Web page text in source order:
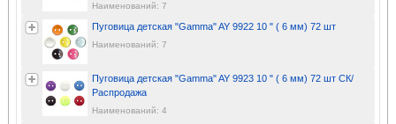
Наименований: 7
Пуговица детская "Gamma" AY 9922 10 " ( 6 мм) 72 шт
Наименований: 7
Пуговица детская "Gamma" AY 9923 10 " ( 6 мм) 72 шт СК/
Распродажа
Наименований: 4